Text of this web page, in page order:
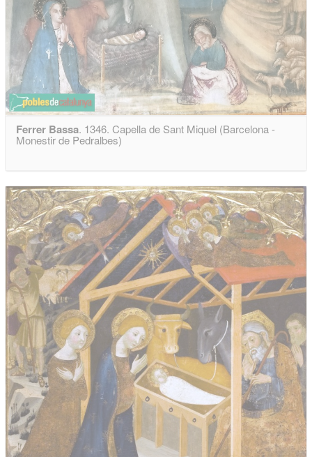
Ferrer Bassa. 1346. Capella de Sant Miquel (Barcelona -
Monestir de Pedralbes)